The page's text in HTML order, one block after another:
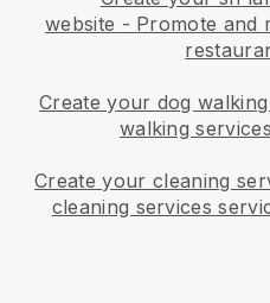
website - Promote and
Create your dog
walking
Create your cleaning
cleaning services